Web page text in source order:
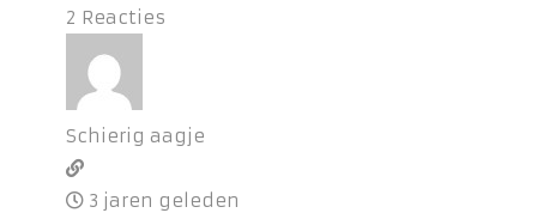
2 Reacties
Schierig aagje
3 jaren geleden